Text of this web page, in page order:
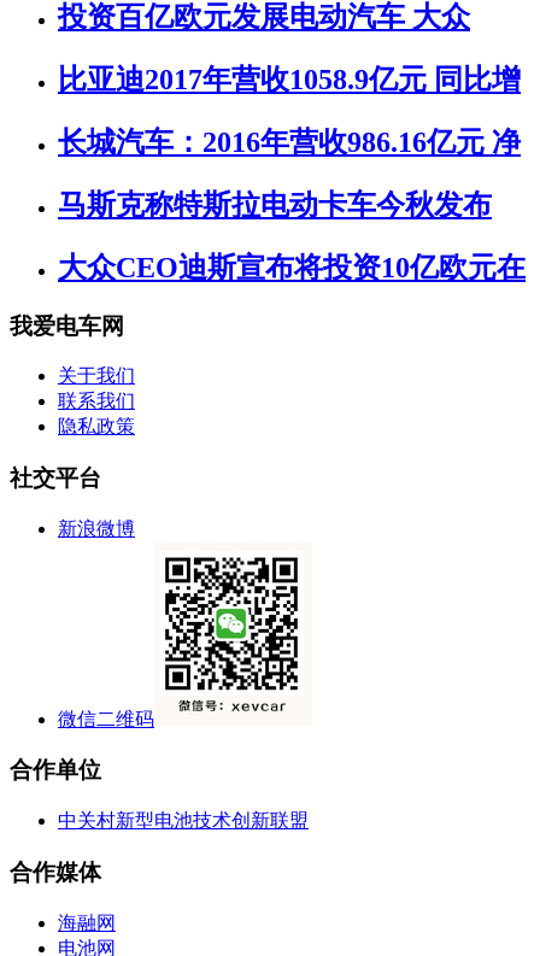
投资百亿欧元发展电动汽车 大众
比亚迪2017年营收1058.9亿元 同比增
长城汽车：2016年营收986.16亿元 净
马斯克称特斯拉电动卡车今秋发布
大众CEO迪斯宣布将投资10亿欧元在
我爱电车网
关于我们
联系我们
隐私政策
社交平台
新浪微博
微信二维码
合作单位
中关村新型电池技术创新联盟
合作媒体
海融网
电池网